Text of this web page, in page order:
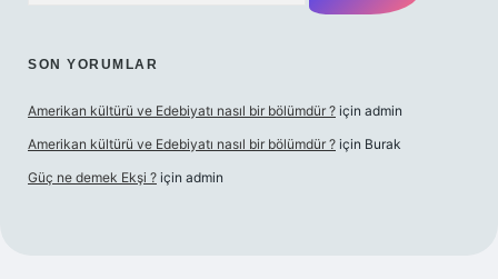
SON YORUMLAR
Amerikan kültürü ve Edebiyatı nasıl bir bölümdür ? için admin
Amerikan kültürü ve Edebiyatı nasıl bir bölümdür ? için Burak
Güç ne demek Ekşi ? için admin